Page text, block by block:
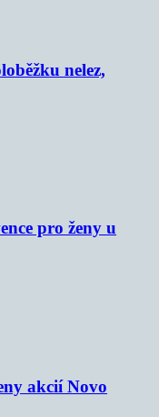
nelez,
pro ženy u
akcií Novo